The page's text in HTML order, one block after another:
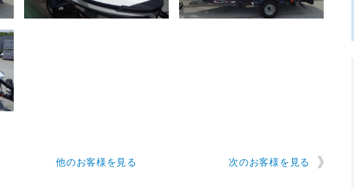
他のお客様を見る 次のお客様を見る